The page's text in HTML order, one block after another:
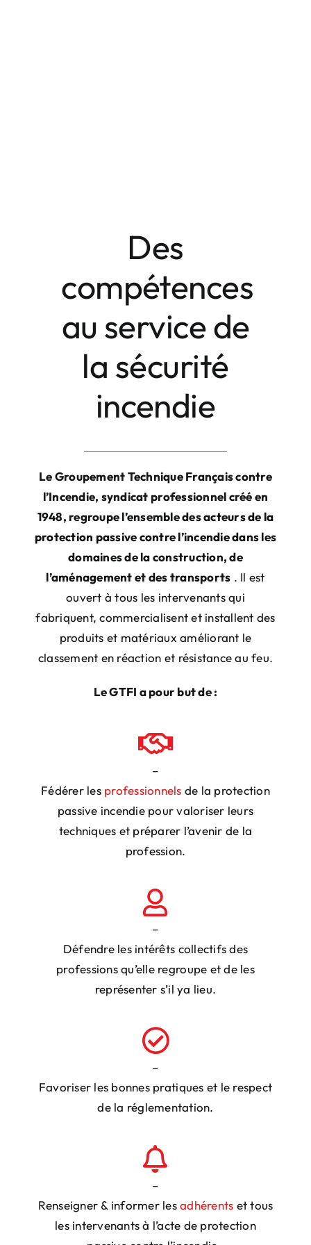
Des
compétences
au service de
la sécurité
incendie
Le Groupement Technique Français contre
l’Incendie, syndicat professionnel créé en
1948, regroupe l’ensemble desacteurs de la
protection passive contre l’incendiedans les
domaines de la construction, de
l’aménagement et des transports . Il est
ouvert à tous les intervenants qui
fabriquent, commercialisent et installent des
produits et matériaux améliorant le
classement en réaction et résistance au feu.
Le GTFI a pour but de :
–
Fédérer les professionnels de la protection
passive incendie pour valoriser leurs
techniques et préparer l’avenir de la
profession.
–
Défendre les intérêts collectifsdes
professions qu’elle regroupe et de les
représenter s’il ya lieu.
–
Favoriser les bonnes pratiques et le respect
de la réglementation.
–
Renseigner & informerlesadhérents et tous
les intervenants à l’acte de protection